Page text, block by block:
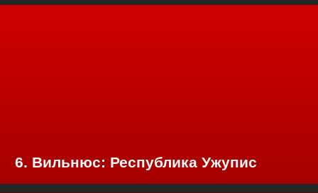
6. Вильнюс: Республика Ужупис